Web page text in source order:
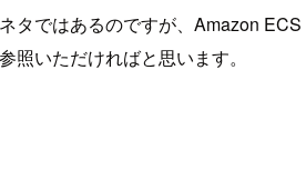
タではあるのですが、Amazon
照いただければと思います。